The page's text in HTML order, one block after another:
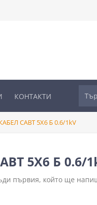
КОНТАКТИ
САВТ 5Х6 Б 0.6/1kV
5Х6 Б 0.6/
първия, който ще